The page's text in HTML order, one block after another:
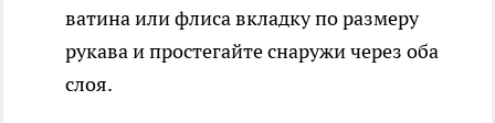
ватина или флиса вкладку по размеру
рукава и простегайте снаружи через оба
слоя.